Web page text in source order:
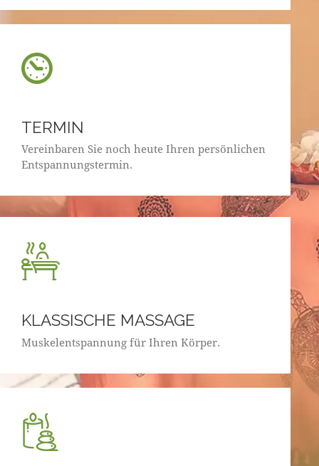
TERMIN
Vereinbaren Sie noch heute Ihren persönlichen
Entspannungstermin.
KLASSISCHE MASSAGE
Muskelentspannung für Ihren Körper.